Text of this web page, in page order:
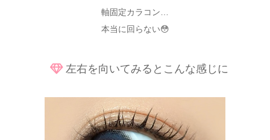
軸固定カラコン…
本当に回らない😳
左右を向いてみるとこんな感じに